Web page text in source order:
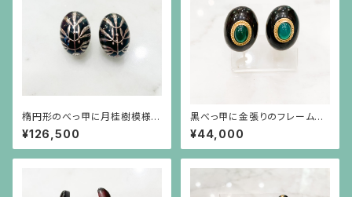
楕円形のべっ甲に月桂樹模様の
銀高蒔絵のイヤリング
¥126,500
黒べっ甲に金張りのフレームに
グリーン瑪瑙のイヤリング
¥44,000